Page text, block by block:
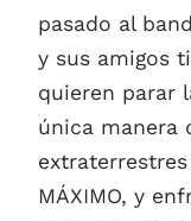
pasado al
y sus amigos
quieren parar
única manera
MÁXIMO, y